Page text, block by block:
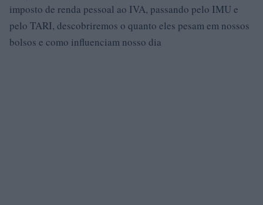
imposto de renda pessoal ao IVA, passando pelo IMU e
pelo TARI, descobriremos o quanto eles pesam em nossos
bolsos e como influenciam nosso dia